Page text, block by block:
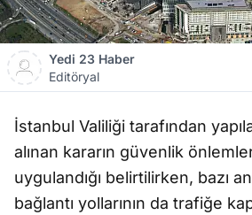
Yedi 23 Haber
Editöryal
İstanbul Valiliği tarafından
alınan kararın güvenlik
uygulandığı belirtilirken, bazı
bağlantı yollarının da trafiğe